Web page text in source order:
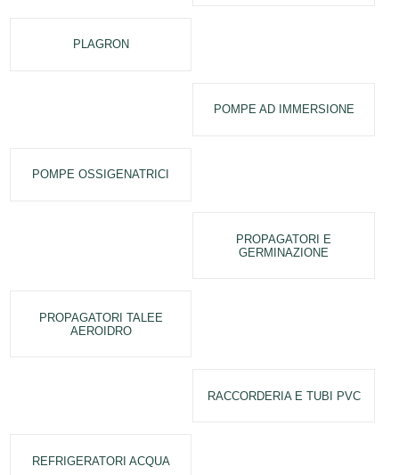
PLAGRON
POMPE AD IMMERSIONE
POMPE OSSIGENATRICI
PROPAGATORI E
GERMINAZIONE
PROPAGATORI TALEE
AEROIDRO
RACCORDERIA E TUBI PVC
REFRIGERATORI ACQUA